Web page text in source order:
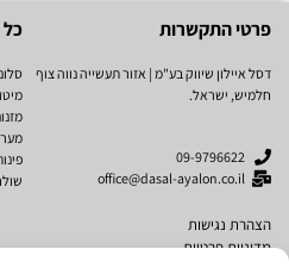
פרטי התקשרות
דסל איילון שיווק בע"מ | אזור תעשייה נווה צוף
חלמיש, ישראל.
09-9796622
office@dasal-ayalon.co.il
הצהרת נגישות
מדיניות פרטיות
כל